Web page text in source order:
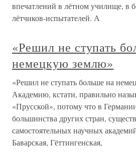
впечатлений в лётном училище, в
лётчиков-испытателей. А
«Решил не ступать
немецкую землю»
«Решил не ступать больше на
Академию, кстати, правильно
«Прусской», потому что в
большинства других стран,
самостоятельных научных
Баварская, Гёттингенская,